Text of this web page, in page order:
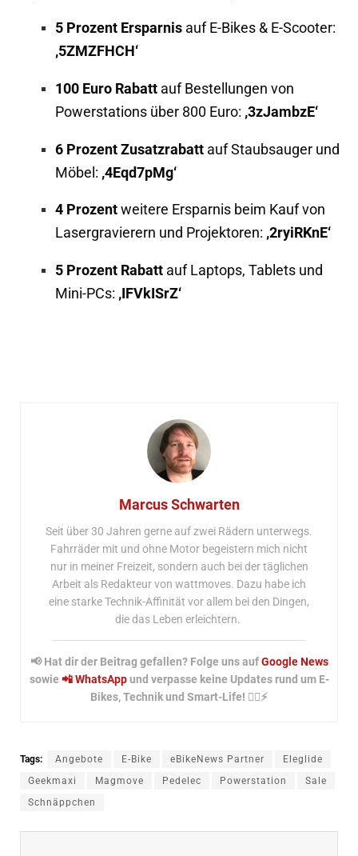
5 Prozent Ersparnis auf E-Bikes & E-Scooter:
‚5ZMZFHCH‘
100 Euro Rabatt auf Bestellungen von
Powerstations über 800 Euro: ‚3zJambzE‘
6 Prozent Zusatzrabatt auf Staubsauger und
Möbel: ‚4Eqd7pMg‘
4 Prozent weitere Ersparnis beim Kauf von
Lasergravierern und Projektoren: ‚2ryiRKnE‘
5 Prozent Rabatt auf Laptops, Tablets und
Mini-PCs: ‚IFVkISrZ‘
Marcus Schwarten
Seit über 30 Jahren gerne auf zwei Rädern unterwegs.
Fahrräder mit und ohne Motor begeistern mich nicht
nur in meiner Freizeit, sondern auch bei der täglichen
Arbeit als Redakteur von wattmoves. Dazu habe ich
eine starke Technik-Affinität vor allem bei den Dingen,
die das Leben erleichtern.
📢 Hat dir der Beitrag gefallen? Folge uns aufGoogle News
sowie 📲 WhatsAppund verpasse keine Updates rund um E-
Bikes, Technik und Smart-Life! 🚴‍♂️⚡
Tags: Angebote E-Bike eBikeNews Partner
Eleglide
Geekmaxi
Magmove Pedelec Powerstation
Sale
Schnäppchen